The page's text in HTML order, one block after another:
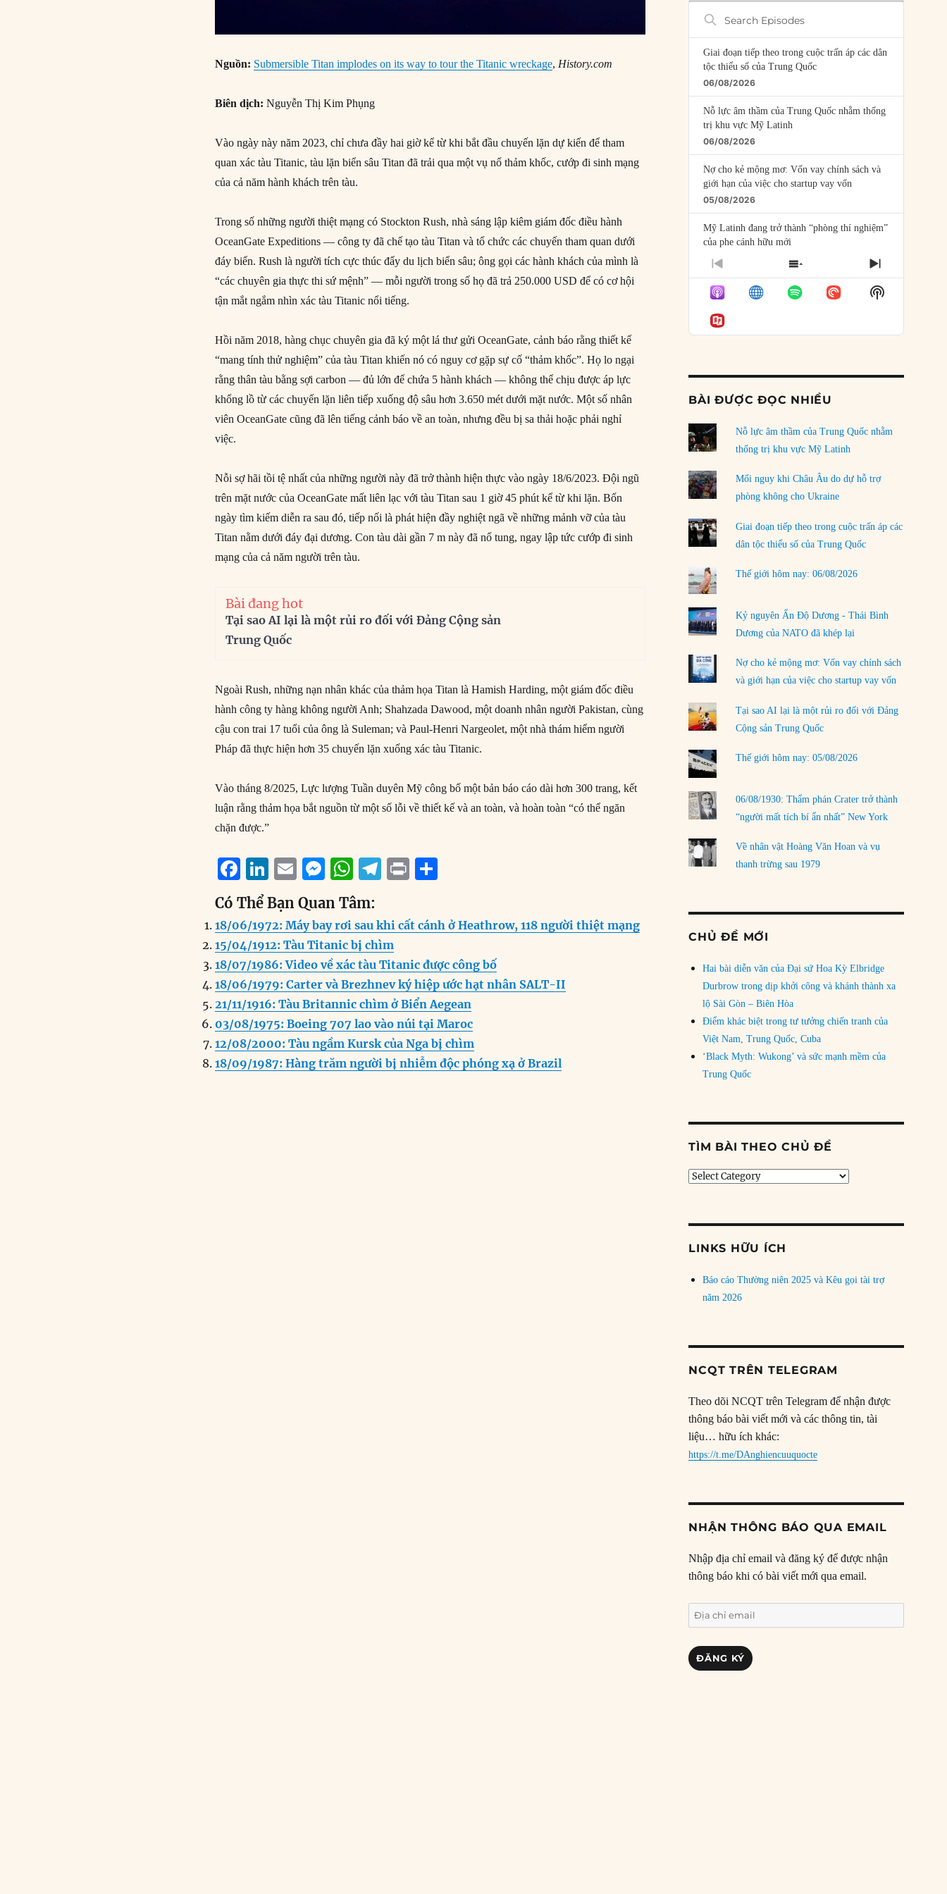
Nguồn: Submersible Titan implodes on its way to tour the Titanic wreckage, History.com
Biên dịch: Nguyễn Thị Kim Phụng
Vào ngày này năm 2023, chỉ chưa đầy hai giờ kể từ khi bắt đầu chuyến lặn dự kiến để tham
quan xác tàu Titanic, tàu lặn biển sâu Titan đã trải qua một vụ nổ thảm khốc, cướp đi sinh mạng
của cả năm hành khách trên tàu.
Trong số những người thiệt mạng có Stockton Rush, nhà sáng lập kiêm giám đốc điều hành
OceanGate Expeditions — công ty đã chế tạo tàu Titan và tổ chức các chuyến tham quan dưới
đáy biển. Rush là người tích cực thúc đẩy du lịch biển sâu; ông gọi các hành khách của mình là
“các chuyên gia thực thi sứ mệnh” — mỗi người trong số họ đã trả 250.000 USD để có cơ hội
tận mắt ngắm nhìn xác tàu Titanic nổi tiếng.
Hồi năm 2018, hàng chục chuyên gia đã ký một lá thư gửi OceanGate, cảnh báo rằng thiết kế
“mang tính thử nghiệm” của tàu Titan khiến nó có nguy cơ gặp sự cố “thảm khốc”. Họ lo ngại
rằng thân tàu bằng sợi carbon — đủ lớn để chứa 5 hành khách — không thể chịu được áp lực
khổng lồ từ các chuyến lặn liên tiếp xuống độ sâu hơn 3.650 mét dưới mặt nước. Một số nhân
viên OceanGate cũng đã lên tiếng cảnh báo về an toàn, nhưng đều bị sa thải hoặc phải nghỉ
việc.
Nỗi sợ hãi tồi tệ nhất của những người này đã trở thành hiện thực vào ngày 18/6/2023. Đội ngũ
trên mặt nước của OceanGate mất liên lạc với tàu Titan sau 1 giờ 45 phút kể từ khi lặn. Bốn
ngày tìm kiếm diễn ra sau đó, tiếp nối là phát hiện đầy nghiệt ngã về những mảnh vỡ của tàu
Titan nằm dưới đáy đại dương. Con tàu dài gần 7 m này đã nổ tung, ngay lập tức cướp đi sinh
mạng của cả năm người trên tàu.
Bài đang hot
Tại sao AI lại là một rủi ro đối với Đảng Cộng sản
Trung Quốc
Ngoài Rush, những nạn nhân khác của thảm họa Titan là Hamish Harding, một giám đốc điều
hành công ty hàng không người Anh; Shahzada Dawood, một doanh nhân người Pakistan, cùng
cậu con trai 17 tuổi của ông là Suleman; và Paul-Henri Nargeolet, một nhà thám hiểm người
Pháp đã thực hiện hơn 35 chuyến lặn xuống xác tàu Titanic.
Vào tháng 8/2025, Lực lượng Tuần duyên Mỹ công bố một bản báo cáo dài hơn 300 trang, kết
luận rằng thảm họa bắt nguồn từ một số lỗi về thiết kế và an toàn, và hoàn toàn “có thể ngăn
chặn được.”
F
a
c
e
b
o
o
k
Li
n
k
e
d
I
n
E
m
ai
l
M
ss
e
n
g
er
W
h
at
s
A
p
p
T
e
g
r
a
m
P
n
t
a
re
Có Thể Bạn Quan Tâm:
18/06/1972: Máy bay rơi sau khi cất cánh ở Heathrow, 118 người thiệt mạng
15/04/1912: Tàu Titanic bị chìm
18/07/1986: Video về xác tàu Titanic được công bố
18/06/1979: Carter và Brezhnev ký hiệp ước hạt nhân SALT-II
21/11/1916: Tàu Britannic chìm ở Biển Aegean
03/08/1975: Boeing 707 lao vào núi tại Maroc
12/08/2000: Tàu ngầm Kursk của Nga bị chìm
18/09/1987: Hàng trăm người bị nhiễm độc phóng xạ ở Brazil
Search
Episodes
Giai đoạn tiếp theo trong cuộc trấn áp các dân
tộc thiểu số của Trung Quốc
06/08/2026
Nỗ lực âm thầm của Trung Quốc nhằm thống
trị khu vực Mỹ Latinh
06/08/2026
Nợ cho kẻ mộng mơ: Vốn vay chính sách và
giới hạn của việc cho startup vay vốn
05/08/2026
Mỹ Latinh đang trở thành “phòng thí nghiệm”
của phe cánh hữu mới
04/08/2026
Tại sao Trung Quốc phủ nhận cuộc gặp với
Ngoại trưởng Nhật Bản?
04/08/2026
03/08/2026
Đặt cược vào thất bại: Các quỹ đầu tư mạo
rủi ro
02/08/2026
Làm thế nào để kết thúc Chiến tranh Iran?
01/08/2026
Chiến lược kế tiếp của Bắc Kinh ở Biển Đông
31/07/2026
Trật tự thế giới mới: Các nước nhỏ sẽ luôn
phải chịu đựng?
30/07/2026
LOAD MORE
PREVIOUS
EPISODE
SHOW
EPISODES
LIST
NEXT
EPISODE
Show
Podcast
BÀI ĐƯỢC ĐỌC NHIỀU
Nỗ lực âm thầm của Trung Quốc nhằm
thống trị khu vực Mỹ Latinh
Mối nguy khi Châu Âu do dự hỗ trợ
phòng không cho Ukraine
Giai đoạn tiếp theo trong cuộc trấn áp các
dân tộc thiểu số của Trung Quốc
Thế giới hôm nay: 06/08/2026
Kỷ nguyên Ấn Độ Dương - Thái Bình
Dương của NATO đã khép lại
Nợ cho kẻ mộng mơ: Vốn vay chính sách
và giới hạn của việc cho startup vay vốn
Tại sao AI lại là một rủi ro đối với Đảng
Cộng sản Trung Quốc
Thế giới hôm nay: 05/08/2026
06/08/1930: Thẩm phán Crater trở thành
“người mất tích bí ẩn nhất” New York
Về nhân vật Hoàng Văn Hoan và vụ
thanh trừng sau 1979
CHỦ ĐỀ MỚI
Hai bài diễn văn của Đại sứ Hoa Kỳ Elbridge
Durbrow trong dịp khởi công và khánh thành xa
lộ Sài Gòn – Biên Hòa
Điểm khác biệt trong tư tưởng chiến tranh của
Việt Nam, Trung Quốc, Cuba
‘Black Myth: Wukong’ và sức mạnh mềm của
Trung Quốc
TÌM BÀI THEO CHỦ ĐỀ
Tìm
LINKS HỮU ÍCH
Báo cáo Thường niên 2025 và Kêu gọi tài trợ
năm 2026
NCQT TRÊN TELEGRAM
Theo dõi NCQT trên Telegram để nhận được
thông báo bài viết mới và các thông tin, tài
liệu… hữu ích khác:
https://t.me/DAnghiencuuquocte
NHẬN THÔNG BÁO QUA EMAIL
Nhập địa chỉ email và đăng ký để được nhận
thông báo khi có bài viết mới qua email.
Địa
chỉ
email
ĐĂNG KÝ